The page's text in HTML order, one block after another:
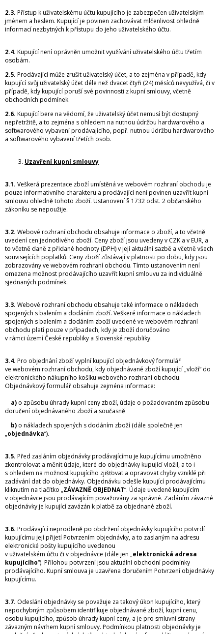
2.3. Přístup k uživatelskému účtu kupujícího je zabezpečen uživatelským
jménem a heslem. Kupující je povinen zachovávat mlčenlivost ohledně
informací nezbytných k přístupu do jeho uživatelského účtu.
2.4. Kupující není oprávněn umožnit využívání uživatelského účtu třetím
osobám.
2.5. Prodávající může zrušit uživatelský účet, a to zejména v případě, kdy
kupující svůj uživatelský účet déle než dvacet čtyři (24) měsíců nevyužívá, či v
případě, kdy kupující poruší své povinnosti z kupní smlouvy, včetně
obchodních podmínek.
2.6. Kupující bere na vědomí, že uživatelský účet nemusí být dostupný
nepřetržitě, a to zejména s ohledem na nutnou údržbu hardwarového a
softwarového vybavení prodávajícího, popř. nutnou údržbu hardwarového
a softwarového vybavení třetích osob.
Uzavření kupní smlouvy
3.1. Veškerá prezentace zboží umístěná ve webovém rozhraní obchodu je
pouze informativního charakteru a prodávající není povinen uzavřít kupní
smlouvu ohledně tohoto zboží. Ustanovení § 1732 odst. 2 občanského
zákoníku se nepoužije.
3.2. Webové rozhraní obchodu obsahuje informace o zboží, a to včetně
uvedení cen jednotlivého zboží. Ceny zboží jsou uvedeny v CZK a v EUR, a
to včetně daně z přidané hodnoty (DPH) v její aktuální sazbě a včetně všech
souvisejících poplatků. Ceny zboží zůstávají v platnosti po dobu, kdy jsou
zobrazovány ve webovém rozhraní obchodu. Tímto ustanovením není
omezena možnost prodávajícího uzavřít kupní smlouvu za individuálně
sjednaných podmínek.
3.3. Webové rozhraní obchodu obsahuje také informace o nákladech
spojených s balením a dodáním zboží. Veškeré informace o nákladech
spojených s balením a dodáním zboží uvedené ve webovém rozhraní
obchodu platí pouze v případech, kdy je zboží doručováno
v rámci území České republiky a Slovenské republiky.
3.4. Pro objednání zboží vyplní kupující objednávkový formulář
ve webovém rozhraní obchodu, kdy objednávané zboží kupující „vloží“ do
elektronického nákupního košíku webového rozhraní obchodu.
Objednávkový formulář obsahuje zejména informace:
a) o způsobu úhrady kupní ceny zboží, údaje o požadovaném způsobu
doručení objednávaného zboží a současně
b) o nákladech spojených s dodáním zboží (dále společně jen
„objednávka“).
3.5. Před zasláním objednávky prodávajícímu je kupujícímu umožněno
zkontrolovat a měnit údaje, které do objednávky kupující vložil, a to i
s ohledem na možnost kupujícího zjišťovat a opravovat chyby vzniklé při
zadávání dat do objednávky. Objednávku odešle kupující prodávajícímu
kliknutím na tlačítko „ZÁVAZNĚ OBJEDNAT“. Údaje uvedené kupujícím
v objednávce jsou prodávajícím považovány za správné. Zadáním závazné
objednávky je kupující zavázán k platbě za objednané zboží.
3.6. Prodávající neprodleně po obdržení objednávky kupujícího potvrdí
kupujícímu její přijetí Potvrzením objednávky, a to zaslaným na adresu
elektronické pošty kupujícího uvedenou
v uživatelském účtu či v objednávce (dále jen „elektronická adresa
kupujícího“). Přílohou potvrzení jsou aktuální obchodní podmínky
prodávajícího. Kupní smlouva je uzavřena doručením Potvrzení objednávky
kupujícímu.
3.7. Odeslání objednávky se považuje za takový úkon kupujícího, který
nepochybným způsobem identifikuje objednávané zboží, kupní cenu,
osobu kupujícího, způsob úhrady kupní ceny, a je pro smluvní strany
závazným návrhem kupní smlouvy. Podmínkou platnosti objednávky je